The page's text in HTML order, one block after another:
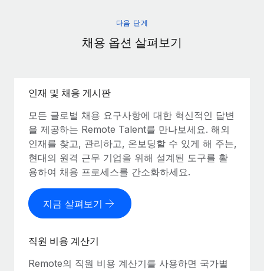
다음 단계
채용 옵션 살펴보기
인재 및 채용 게시판
모든 글로벌 채용 요구사항에 대한 혁신적인 답변
을 제공하는 Remote Talent를 만나보세요. 해외
인재를 찾고, 관리하고, 온보딩할 수 있게 해 주는,
현대의 원격 근무 기업을 위해 설계된 도구를 활
용하여 채용 프로세스를 간소화하세요.
지금 살펴보기
직원 비용 계산기
Remote의 직원 비용 계산기를 사용하면 국가별